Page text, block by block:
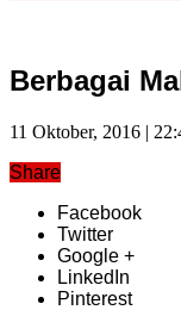
Berbagai
11 Oktober, 2016 |
Share
Facebook
Twitter
Google +
LinkedIn
Pinterest